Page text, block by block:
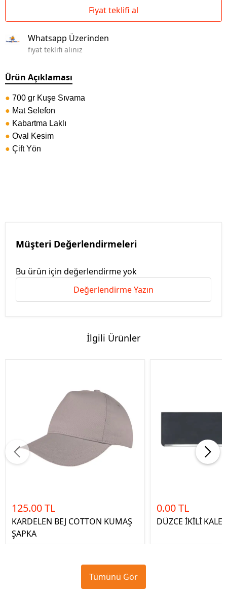
Fiyat teklifi al
Whatsapp Üzerinden
fiyat teklifi alınız
Ürün Açıklaması
● 700 gr Kuşe Sıvama
● Mat Selefon
● Kabartma Laklı
● Oval Kesim
● Çift Yön
Müşteri Değerlendirmeleri
Bu ürün için değerlendirme yok
Değerlendirme Yazın
İlgili Ürünler
125.00 TL
KARDELEN BEJ COTTON KUMAŞ
ŞAPKA
0.00 TL
DÜZCE İKİLİ
Tümünü Gör